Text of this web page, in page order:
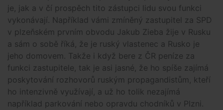
je, jak a v čí prospěch tito zástupci lidu svou funkci
vykonávají. Například vámi zmíněný zastupitel za SPD
v plzeňském prvním obvodu Jakub Zieba žije v Rusku
a sám o sobě říká, že je ruský vlastenec a Rusko je
jeho domovem. Takže i když bere z ČR peníze za
funkci zastupitele, tak je asi jasné, že ho spíše zajímá
poskytování rozhovorů ruským propagandistům, kteří
ho intenzivně využívají, a už ho tolik nezajímá
například parkování nebo opravdu chodníků v Plzni.